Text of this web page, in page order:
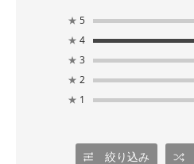
★ 5
★ 4
★ 3
★ 2
★ 1
絞り込み